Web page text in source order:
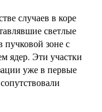
случаев в коре
светлые
пучковой зоне с
ядер. Эти участки
уже в первые